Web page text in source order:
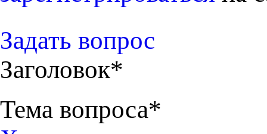
Задать вопрос
Заголовок*
Тема вопроса*